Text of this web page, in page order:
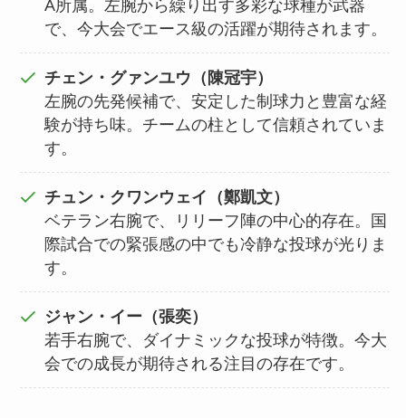
A所属。左腕から繰り出す多彩な球種が武器
で、今大会でエース級の活躍が期待されます。
チェン・グァンユウ（陳冠宇）
左腕の先発候補で、安定した制球力と豊富な経
験が持ち味。チームの柱として信頼されていま
す。
チュン・クワンウェイ（鄭凱文）
ベテラン右腕で、リリーフ陣の中心的存在。国
際試合での緊張感の中でも冷静な投球が光りま
す。
ジャン・イー（張奕）
若手右腕で、ダイナミックな投球が特徴。今大
会での成長が期待される注目の存在です。